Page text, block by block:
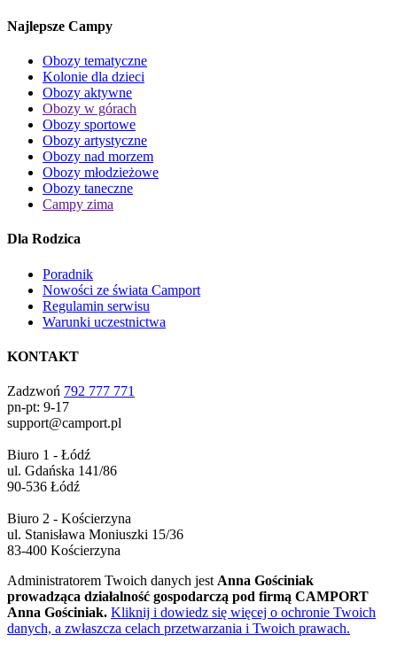
Najlepsze Campy
Obozy tematyczne
Kolonie dla dzieci
Obozy aktywne
Obozy w górach
Obozy sportowe
Obozy artystyczne
Obozy nad morzem
Obozy młodzieżowe
Obozy taneczne
Campy zima
Dla Rodzica
Poradnik
Nowości ze świata Camport
Regulamin serwisu
Warunki uczestnictwa
KONTAKT
Zadzwoń 792 777 771
pn-pt: 9-17
support@camport.pl
Biuro 1 - Łódź
ul. Gdańska 141/86
90-536 Łódź
Biuro 2 - Kościerzyna
ul. Stanisława Moniuszki 15/36
83-400 Kościerzyna
Administratorem Twoich danych jest Anna Gościniak
prowadząca działalność gospodarczą pod firmą CAMPORT
Anna Gościniak. Kliknij i dowiedz się więcej o ochronie Twoich
danych, a zwłaszcza celach przetwarzania i Twoich prawach.